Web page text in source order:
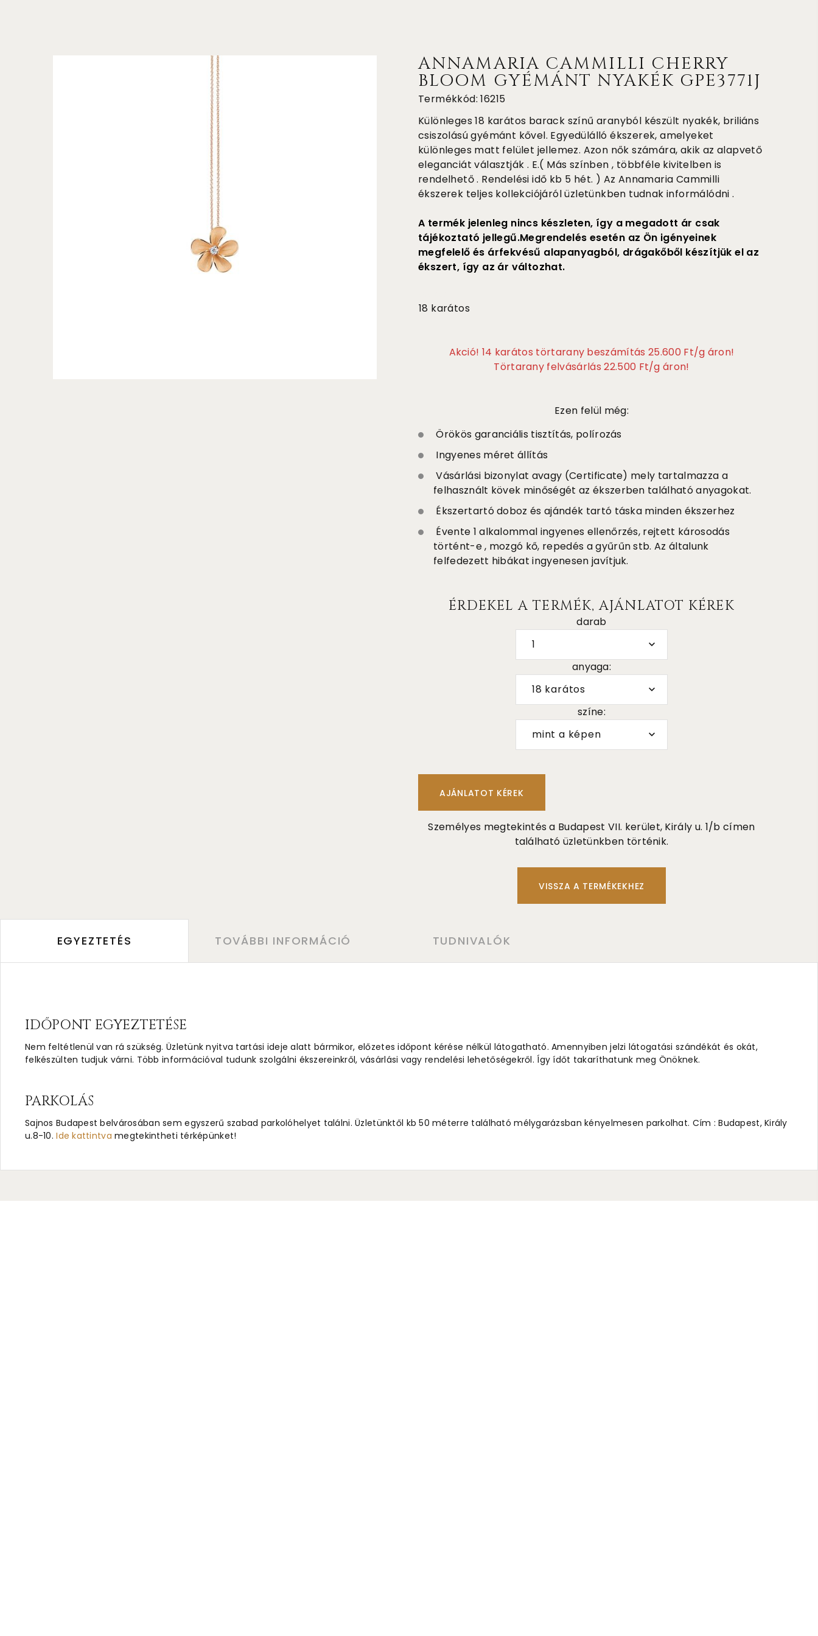
ANNAMARIA CAMMILLI CHERRY
BLOOM GYÉMÁNT NYAKÉK GPE3771J
Termékkód: 16215
Különleges 18 karátos barack színű aranyból készült nyakék, briliáns
csiszolású gyémánt kővel. Egyedülálló ékszerek, amelyeket
különleges matt felület jellemez. Azon nők számára, akik az alapvető
eleganciát választják . E.( Más színben , többféle kivitelben is
rendelhető . Rendelési idő kb 5 hét. ) Az Annamaria Cammilli
ékszerek teljes kollekciójáról üzletünkben tudnak informálódni .
A termék jelenleg nincs készleten, így a megadott ár csak
tájékoztató jellegű.Megrendelés esetén az Ön igényeinek
megfelelő és árfekvésű alapanyagból, drágakőből készítjük el az
ékszert, így az ár változhat.
18 karátos
Akció! 14 karátos törtarany beszámítás 25.600 Ft/g áron!
Törtarany felvásárlás 22.500 Ft/g áron!
Ezen felül még:
Örökös garanciális tisztítás, polírozás
Ingyenes méret állítás
Vásárlási bizonylat avagy (Certificate) mely tartalmazza a
felhasznált kövek minőségét az ékszerben található anyagokat.
Ékszertartó doboz és ajándék tartó táska minden ékszerhez
Évente 1 alkalommal ingyenes ellenőrzés, rejtett károsodás
történt-e , mozgó kő, repedés a gyűrűn stb. Az általunk
felfedezett hibákat ingyenesen javítjuk.
ÉRDEKEL A TERMÉK, AJÁNLATOT KÉREK
darab
1
anyaga:
18 karátos
színe:
mint a képen
Személyes megtekintés a Budapest VII. kerület, Király u. 1/b címen
található üzletünkben történik.
VISSZA A TERMÉKEKHEZ
EGYEZTETÉS TOVÁBBI INFORMÁCIÓ TUDNIVALÓK
IDŐPONT EGYEZTETÉSE
Nem feltétlenül van rá szükség. Üzletünk nyitva tartási ideje alatt bármikor, előzetes időpont kérése nélkül látogatható. Amennyiben jelzi látogatási szándékát és okát,
felkészülten tudjuk várni. Több információval tudunk szolgálni ékszereinkről, vásárlási vagy rendelési lehetőségekről. Így ídőt takaríthatunk meg Önöknek.
PARKOLÁS
Sajnos Budapest belvárosában sem egyszerű szabad parkolóhelyet találni. Üzletünktől kb 50 méterre található mélygarázsban kényelmesen parkolhat. Cím : Budapest, Király
u.8-10.Ide kattintva megtekintheti térképünket!